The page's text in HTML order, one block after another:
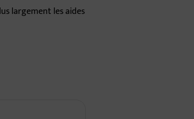
largement les aides